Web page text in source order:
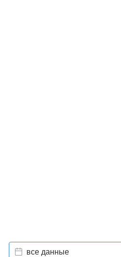
все данные